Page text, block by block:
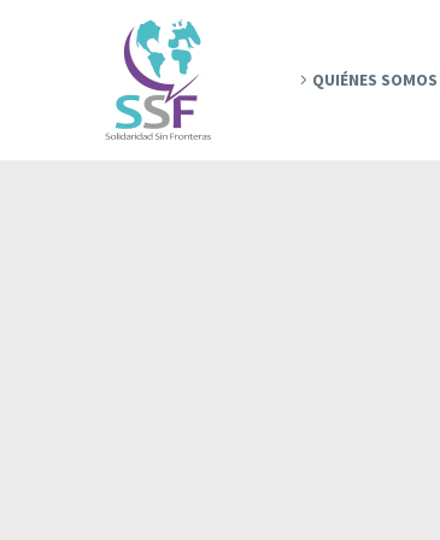
QUIÉNES SOMOS